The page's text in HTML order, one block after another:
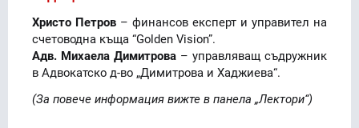
Христо Петров – финансов експерт и управител на
счетоводна къща “Golden Vision”.
Адв. Михаела Димитрова – управляващ съдружник
в Адвокатско д-во „Ди­митро­ва и Хаджиева“.
(За повече информация вижте в панела „Лектори“)